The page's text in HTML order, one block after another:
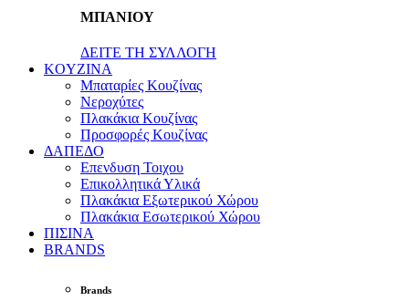
ΜΠΑΝΙΟΥ
ΔΕΙΤΕ ΤΗ ΣΥΛΛΟΓΗ
KOYZINA
Μπαταρίες Κουζίνας
Νεροχύτες
Πλακάκια Κουζίνας
Προσφορές Κουζίνας
ΔΑΠΕΔΟ
Επενδυση Τοιχου
Επικολλητικά Υλικά
Πλακάκια Εξωτερικού Χώρου
Πλακάκια Εσωτερικού Χώρου
ΠΙΣΙΝΑ
BRANDS
Brands